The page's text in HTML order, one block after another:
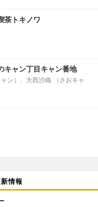
茶トキノワ
キャン丁目キャン番地
ン）、大西沙織 （さおキャ
情報